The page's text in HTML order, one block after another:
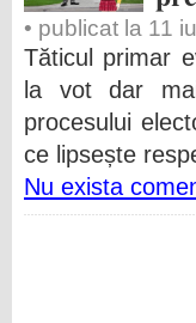
• publicat la 11
Tăticul primar
la vot dar
procesului
ce lipsește
Nu exista